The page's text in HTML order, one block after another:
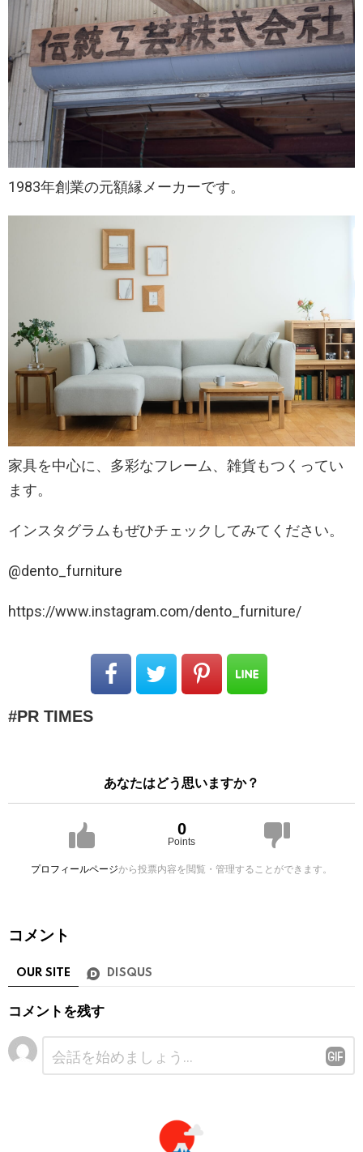
1983年創業の元額縁メーカーです。
家具を中心に、多彩なフレーム、雑貨もつくってい
ます。
インスタグラムもぜひチェックしてみてください。
@dento_furniture
https://www.instagram.com/dento_furniture/
PR TIMES
あなたはどう思いますか？
0
Points
プロフィールページから投票内容を閲覧・管理することができます。
コメント
OUR SITE DISQUS
コメントを残す